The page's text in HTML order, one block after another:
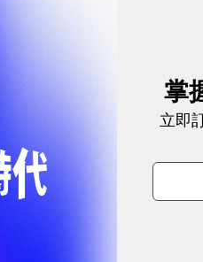
歷了幾次關鍵轉變，
最高級的模型請求，超
「請求次數」轉向了更
果今天用完了一定的運算
掌
立即